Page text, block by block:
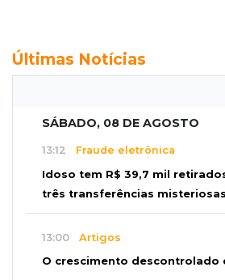
Últimas Notícias
SÁBADO, 08 DE AGOSTO
13:12 Fraude eletrônica
Idoso tem R$ 39,7 mil
três transferências misteriosas
13:00 Artigos
O crescimento descontrolado